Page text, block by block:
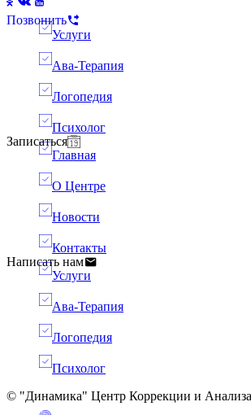
Позвонить
Услуги
Ава-Терапия
Логопедия
Психолог
Записаться
Главная
О Центре
Новости
Контакты
Написать нам
Услуги
Ава-Терапия
Логопедия
Психолог
© "Динамика" Центр Коррекции и Анализа